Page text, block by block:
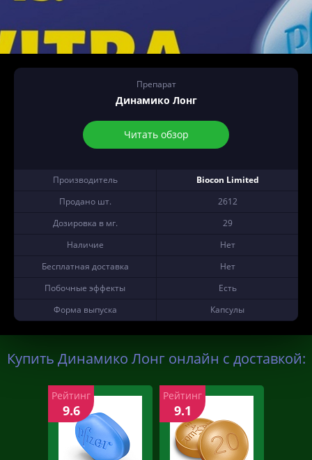
Препарат
Динамико Лонг
Читать обзор
Производитель
Biocon Limited
Продано шт.
2612
Дозировка в мг.
29
Наличие
Нет
Бесплатная доставка
Нет
Побочные эффекты
Есть
Форма выпуска
Капсулы
Купить Динамико Лонг онлайн с доставкой:
Рейтинг
9.6
Рейтинг
9.1